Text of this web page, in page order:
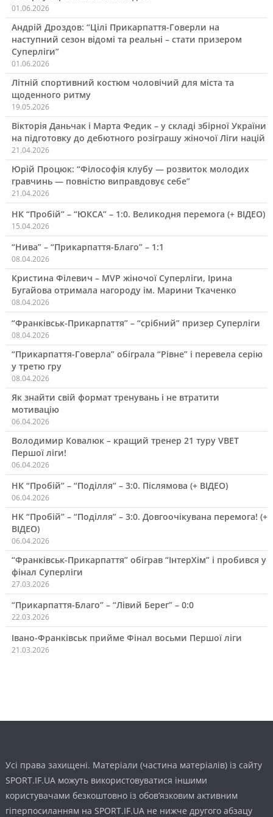
01.06.2026
Андрій Дроздов: “Цілі Прикарпаття-Говерли на
наступний сезон відомі та реальні – стати призером
Суперліги”
01.06.2026
Літній спортивний костюм чоловічий для міста та
щоденного ритму
19.05.2026
Вікторія Даньчак і Марта Федик – у складі збірної України
на підготовку до дебютного розіграшу жіночої Ліги націй
21.04.2026
Юрій Процюк: “Філософія клубу — розвиток молодих
гравчинь — повністю виправдовує себе”
21.04.2026
НК “Пробій” – “ЮКСА” – 1:0. Великодня перемога (+ ВІДЕО)
15.04.2026
“Нива” – “Прикарпаття-Благо” – 1:1
08.04.2026
Кристина Філевич – MVP жіночої Суперліги, Ірина
Бугайова отримала нагороду ім. Марини Ткаченко
08.04.2026
“Франківськ-Прикарпаття” – “срібний” призер Суперліги
08.04.2026
“Прикарпаття-Говерла” обіграла “Рівне” і перевела серію
у третю гру
08.04.2026
Як знайти свій формат тренувань і не втратити
мотивацію
06.04.2026
Володимир Ковалюк – кращий тренер 21 туру VBET
Першої ліги!
06.04.2026
НК “Пробій” – “Поділля” – 3:0. Післямова (+ ВІДЕО)
06.04.2026
НК “Пробій” – “Поділля” – 3:0. Довгоочікувана перемога! (+
ВІДЕО)
06.04.2026
“Франківськ-Прикарпаття” обіграв “ІнтерХім” і пробився у
фінал Суперліги
27.03.2026
“Прикарпаття-Благо” – “Лівий Берег” – 0:0
22.03.2026
Івано-Франківськ прийме Фінал восьми Першої ліги
21.03.2026
Усі права захищені. Матеріали (частина матеріалів) із сайту
SPORT.IF.UA можуть використовуватися іншими
користувачами безкоштовно із обов’язковим активним
гіперпосиланням на SPORT.IF.UA не нижче другого абзацу